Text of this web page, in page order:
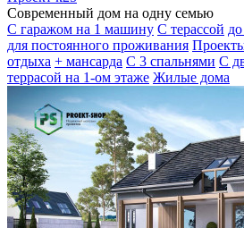
Современный дом на одну семью
С гаражом на 1 машину С терассой
для постоянного проживания
отдыха + мансарда С 3 спальнями С
террасой на 1-ом этаже Жилые дома